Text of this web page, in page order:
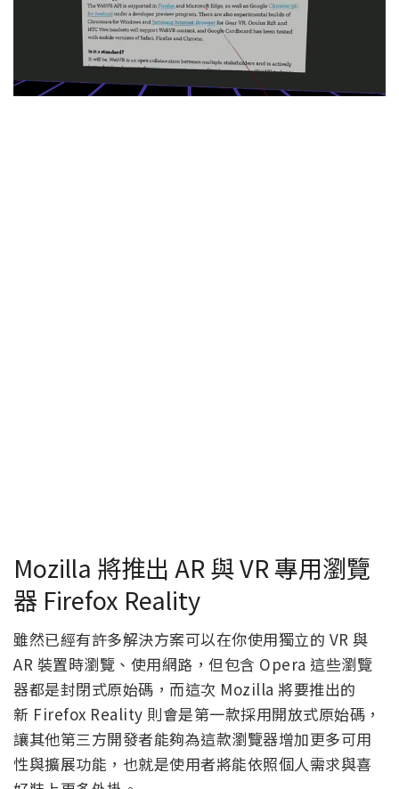
Mozilla 將推出 AR 與 VR 專用瀏覽
器 Firefox Reality
雖然已經有許多解決方案可以在你使用獨立的 VR 與
AR 裝置時瀏覽、使用網路，但包含 Opera 這些瀏覽
器都是封閉式原始碼，而這次 Mozilla 將要推出的
新 Firefox Reality 則會是第一款採用開放式原始碼，
讓其他第三方開發者能夠為這款瀏覽器增加更多可用
性與擴展功能，也就是使用者將能依照個人需求與喜